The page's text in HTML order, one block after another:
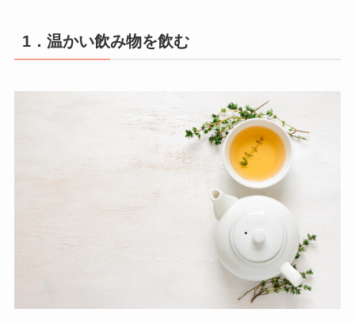
1．温かい飲み物を飲む